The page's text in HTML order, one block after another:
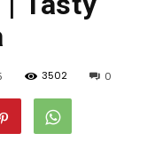
3502 0